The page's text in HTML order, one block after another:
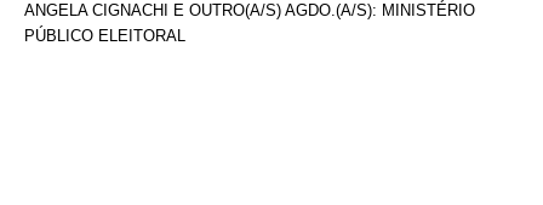
ANGELA CIGNACHI E OUTRO(A/S) AGDO.(A/S): MINISTÉRIO
PÚBLICO ELEITORAL